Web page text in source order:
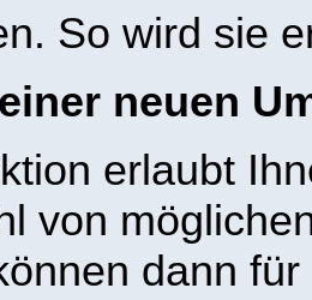
So wird sie
neuen
erlaubt
von
dann